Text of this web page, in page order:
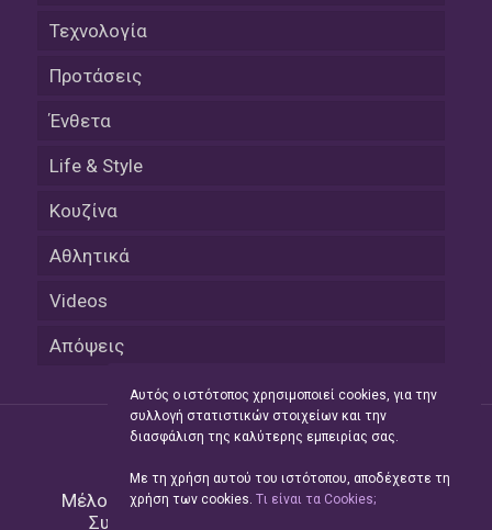
Τεχνολογία
Προτάσεις
Ένθετα
Life & Style
Κουζίνα
Αθλητικά
Videos
Απόψεις
Μέλος του Δικτύου τηςHellas Press Media
Συντήρηση και Ανάπτυξη
Αυτός ο ιστότοπος χρησιμοποιεί cookies, για την
συλλογή στατιστικών στοιχείων και την
διασφάλιση της καλύτερης εμπειρίας σας.
Με τη χρήση αυτού του ιστότοπου, αποδέχεστε τη
χρήση των cookies. Tι είναι τα Cookies;